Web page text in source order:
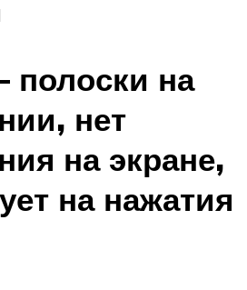
полоски на
нет
на экране,
на нажатия